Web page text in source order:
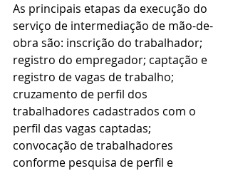
As principais etapas da execução do
serviço de intermediação de mão-de-
obra são: inscrição do trabalhador;
registro do empregador; captação e
registro de vagas de trabalho;
cruzamento de perfil dos
trabalhadores cadastrados com o
perfil das vagas captadas;
convocação de trabalhadores
conforme pesquisa de perfil e